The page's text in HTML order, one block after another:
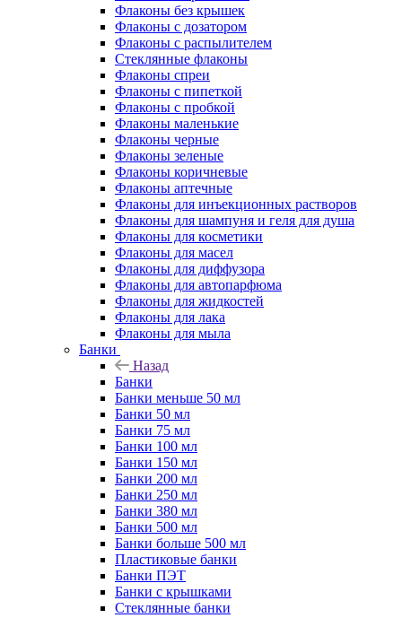
Флаконы без крышек
Флаконы с дозатором
Флаконы с распылителем
Стеклянные флаконы
Флаконы cпреи
Флаконы с пипеткой
Флаконы с пробкой
Флаконы маленькие
Флаконы черные
Флаконы зеленые
Флаконы коричневые
Флаконы аптечные
Флаконы для инъекционных растворов
Флаконы для шампуня и геля для душа
Флаконы для косметики
Флаконы для масел
Флаконы для диффузора
Флаконы для автопарфюма
Флаконы для жидкостей
Флаконы для лака
Флаконы для мыла
Банки
Назад
Банки
Банки меньше 50 мл
Банки 50 мл
Банки 75 мл
Банки 100 мл
Банки 150 мл
Банки 200 мл
Банки 250 мл
Банки 380 мл
Банки 500 мл
Банки больше 500 мл
Пластиковые банки
Банки ПЭТ
Банки с крышками
Стеклянные банки